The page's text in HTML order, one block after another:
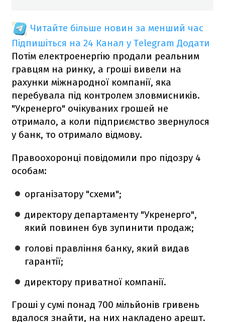
Читайте більше новин за менший час
Підпишіться на 24 Канал у Telegram Додати
Потім електроенергію продали реальним
гравцям на ринку, а гроші вивели на
рахунки міжнародної компанії, яка
перебувала під контролем зловмисників.
"Укренерго" очікуваних грошей не
отримало, а коли підприємство звернулося
у банк, то отримало відмову.
Правоохоронці повідомили про підозру 4
особам:
організатору "схеми";
директору департаменту "Укренерго",
який повинен був зупинити продаж;
голові правління банку, який видав
гарантії;
директору приватної компанії.
Гроші у сумі понад 700 мільйонів гривень
вдалося знайти, на них накладено арешт.